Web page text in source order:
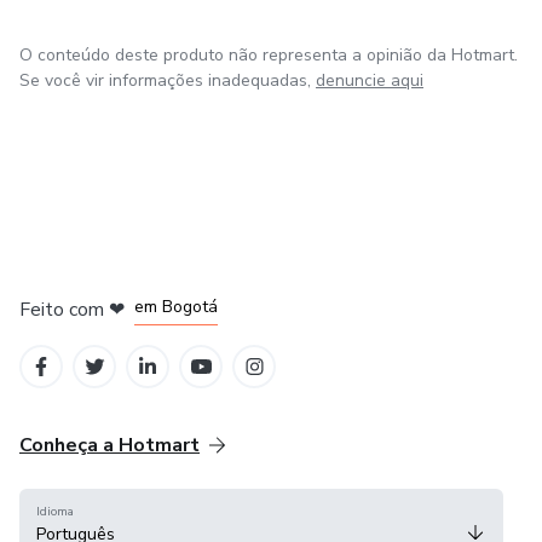
O conteúdo deste produto não representa a opinião da Hotmart.
Se você vir informações inadequadas, denuncie aqui
Feito com ❤ em Bogotá
Conheça a Hotmart
Idioma
Português